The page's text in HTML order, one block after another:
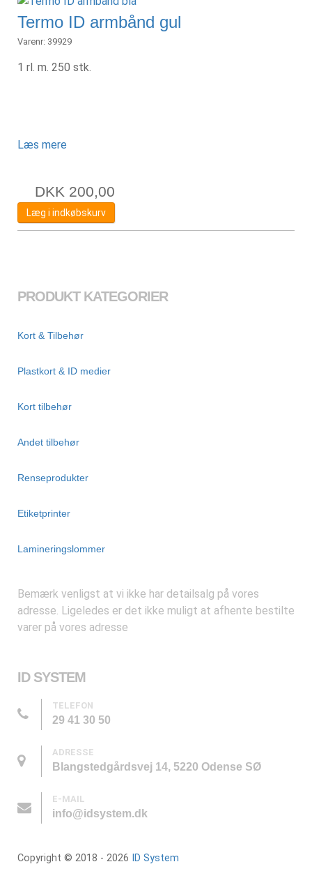
Termo ID armbånd gul
Varenr: 39929
1 rl. m. 250 stk.
Læs mere
DKK 200,00
Læg i indkøbskurv
PRODUKT KATEGORIER
Kort & Tilbehør
Plastkort & ID medier
Kort tilbehør
Andet tilbehør
Renseprodukter
Etiketprinter
Lamineringslommer
Bemærk venligst at vi ikke har detailsalg på vores
adresse. Ligeledes er det ikke muligt at afhente bestilte
varer på vores adresse
ID SYSTEM
TELEFON
29 41 30 50
ADRESSE
Blangstedgårdsvej 14, 5220 Odense SØ
E-MAIL
info@idsystem.dk
Copyright © 2018 - 2026 ID System